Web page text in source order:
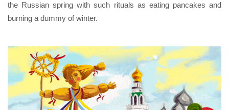
the Russian spring with such rituals as eating pancakes and
burning a dummy of winter.